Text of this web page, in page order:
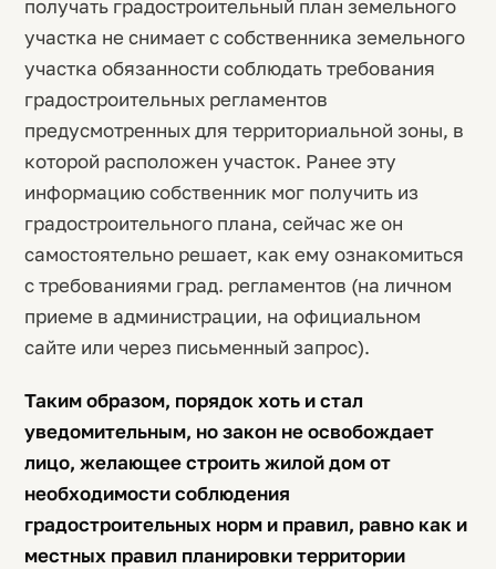
получать градостроительный план земельного
участка не снимает с собственника земельного
участка обязанности соблюдать требования
градостроительных регламентов
предусмотренных для территориальной зоны, в
которой расположен участок. Ранее эту
информацию собственник мог получить из
градостроительного плана, сейчас же он
самостоятельно решает, как ему ознакомиться
с требованиями град. регламентов (на личном
приеме в администрации, на официальном
сайте или через письменный запрос).
Таким образом, порядок хоть и стал
уведомительным, но закон не освобождает
лицо, желающее строить жилой дом от
необходимости соблюдения
градостроительных норм и правил, равно как и
местных правил планировки территории